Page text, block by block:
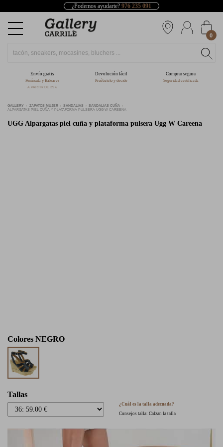
¿Podemos ayudarte? 976 235 091
0
Envío gratis
Península y Baleares
A PARTIR DE 39 €
Devolución fácil
Pruébatelo y decide
Comprar segura
Seguridad certificada
GALLERY ZAPATOS MUJER SANDALIAS
SANDALIAS CUÑA
ALPARGATAS PIEL CUÑA Y PLATAFORMA PULSERA UGG W CAREENA
UGG Alpargatas piel cuña y plataforma pulsera Ugg W Careena
Colores NEGRO
Tallas
¿Cuál es la talla adecuada?
Consejos talla: Calzan la talla